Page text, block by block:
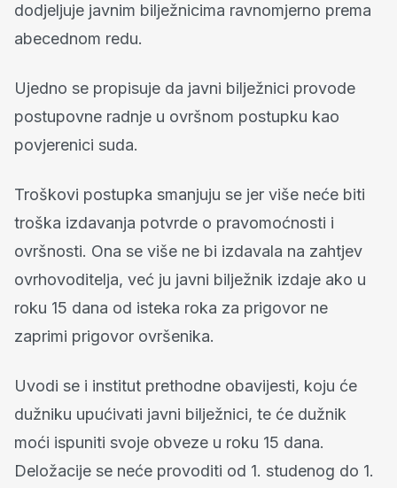
dodjeljuje javnim bilježnicima ravnomjerno prema
abecednom redu.
Ujedno se propisuje da javni bilježnici provode
postupovne radnje u ovršnom postupku kao
povjerenici suda.
Troškovi postupka smanjuju se jer više neće biti
troška izdavanja potvrde o pravomoćnosti i
ovršnosti. Ona se više ne bi izdavala na zahtjev
ovrhovoditelja, već ju javni bilježnik izdaje ako u
roku 15 dana od isteka roka za prigovor ne
zaprimi prigovor ovršenika.
Uvodi se i institut prethodne obavijesti, koju će
dužniku upućivati javni bilježnici, te će dužnik
moći ispuniti svoje obveze u roku 15 dana.
Deložacije se neće provoditi od 1. studenog do 1.